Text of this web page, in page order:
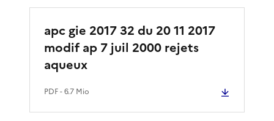
apc gie 2017 32 du 20 11 2017
modif ap 7 juil 2000 rejets
aqueux
PDF- 6.7 Mio